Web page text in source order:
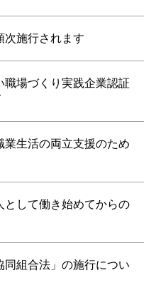
次施行されます
職場づくり実践企業認証
業生活の両立支援のため
として働き始めてからの
同組合法」の施行につい